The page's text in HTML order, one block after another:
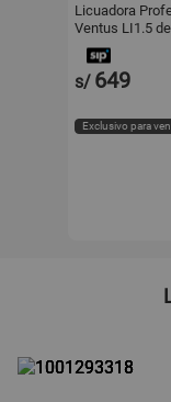
Licuadora
Ventus LI1.5
Velocidad en
Inoxidable 1.5L
s/ 649
Exclusivo para